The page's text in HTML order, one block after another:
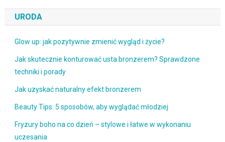
URODA
Glow up: jak pozytywnie zmienić wygląd i życie?
Jak skutecznie konturować usta bronzerem? Sprawdzone
techniki i porady
Jak uzyskać naturalny efekt bronzerem
Beauty Tips: 5 sposobów, aby wyglądać młodziej
Fryzury boho na co dzień – stylowe i łatwe w wykonaniu
uczesania